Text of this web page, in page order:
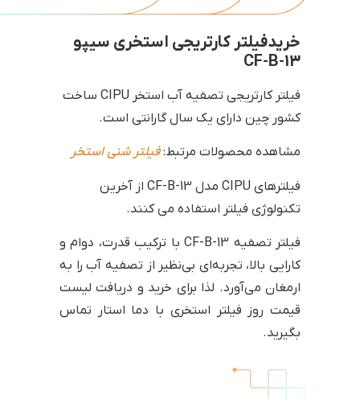
خریدفیلتر کارتریجی استخری سیپو
CF-B-13
فیلتر کارتریجی تصفیه آب استخر CIPU ساخت
کشور چین دارای یک سال گارانتی است.
مشاهده محصولات مرتبط:فیلتر شنی استخر
فیلترهای CIPU مدل CF-B-13 از آخرین
تکنولوژی فیلتر استفاده می کنند.
فیلتر تصفیه CF-B-13 با ترکیب قدرت، دوام و
کارایی بالا، تجربه‌ای بی‌نظیر از تصفیه آب را به
ارمغان می‌آورد. لذا برای خرید و دریافت لیست
قیمت روز فیلتر استخری با دما استار تماس
بگیرید.